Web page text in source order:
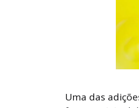
Uma das